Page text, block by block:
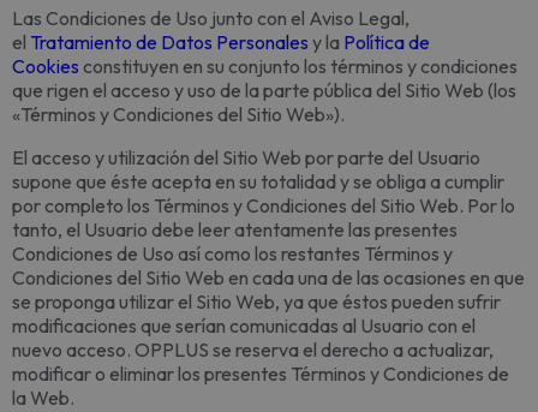
Las Condiciones de Uso junto con el Aviso Legal,
el Tratamiento de Datos Personales y la Política de
Cookies constituyen en su conjunto los términos y condiciones
que rigen el acceso y uso de la parte pública del Sitio Web (los
«Términos y Condiciones del Sitio Web»).
El acceso y utilización del Sitio Web por parte del Usuario
supone que éste acepta en su totalidad y se obliga a cumplir
por completo los Términos y Condiciones del Sitio Web. Por lo
tanto, el Usuario debe leer atentamente las presentes
Condiciones de Uso así como los restantes Términos y
Condiciones del Sitio Web en cada una de las ocasiones en que
se proponga utilizar el Sitio Web, ya que éstos pueden sufrir
modificaciones que serían comunicadas al Usuario con el
nuevo acceso. OPPLUS se reserva el derecho a actualizar,
modificar o eliminar los presentes Términos y Condiciones de
la Web.